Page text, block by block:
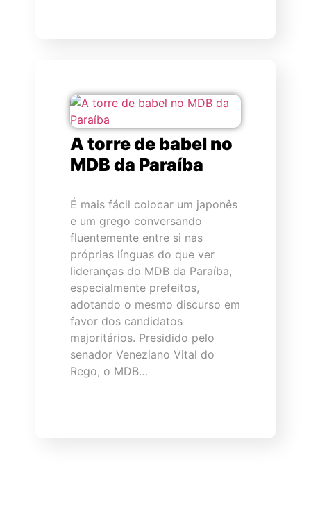
A torre de babel no
MDB da Paraíba
É mais fácil colocar um japonês
e um grego conversando
fluentemente entre si nas
próprias línguas do que ver
lideranças do MDB da Paraíba,
especialmente prefeitos,
adotando o mesmo discurso em
favor dos candidatos
majoritários. Presidido pelo
senador Veneziano Vital do
Rego, o MDB…